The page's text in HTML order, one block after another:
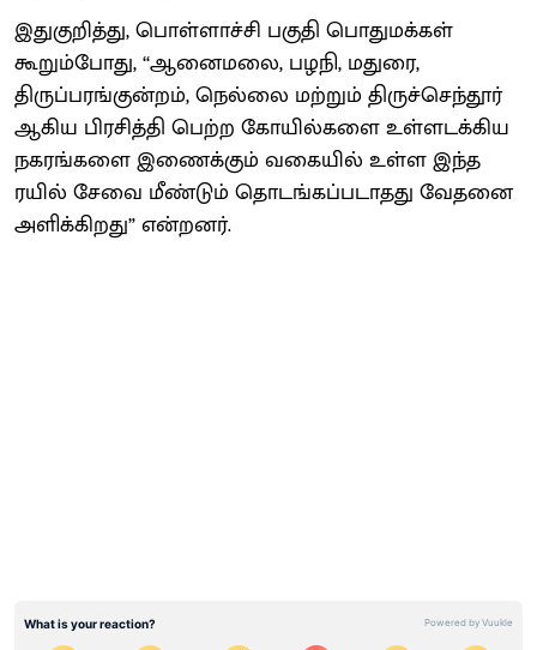
இதுகுறித்து, பொள்ளாச்சி பகுதி பொதுமக்கள்
கூறும்போது, ‘‘ஆனைமலை, பழநி, மதுரை,
திருப்பரங்குன்றம், நெல்லை மற்றும் திருச்செந்தூர்
ஆகிய பிரசித்தி பெற்ற கோயில்களை உள்ளடக்கிய
நகரங்களை இணைக்கும் வகையில் உள்ள இந்த
ரயில் சேவை மீண்டும் தொடங்கப்படாதது வேதனை
அளிக்கிறது” என்றனர்.